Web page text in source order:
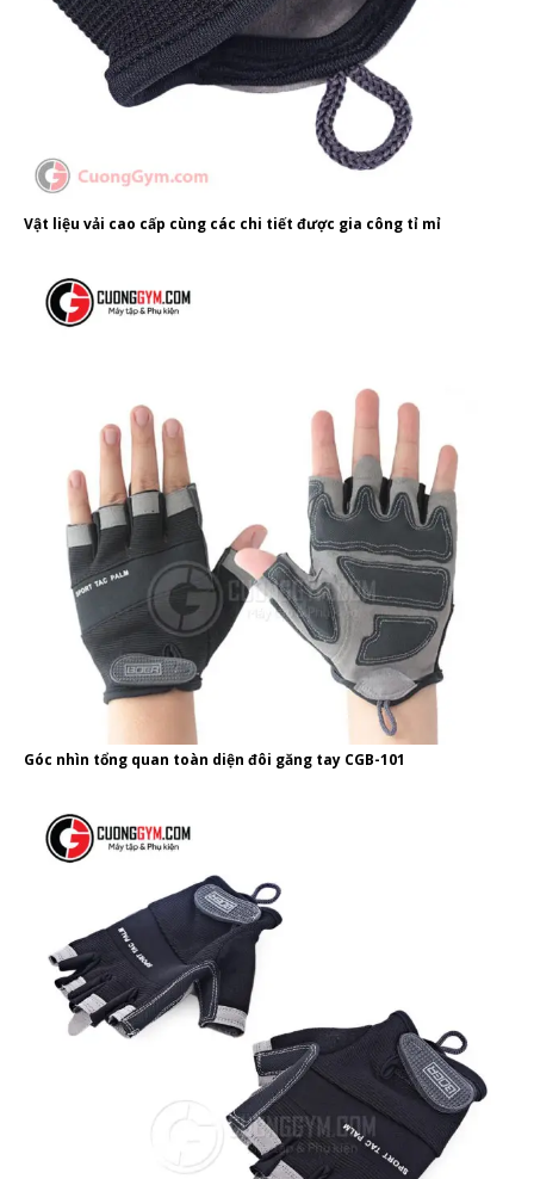
Vật liệu vải cao cấp cùng các chi tiết được gia công tỉ mỉ
Góc nhìn tổng quan toàn diện đôi găng tay CGB-101